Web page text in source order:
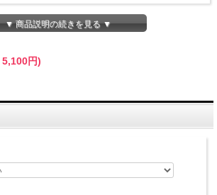
▼ 商品説明の続きを見る ▼
円)